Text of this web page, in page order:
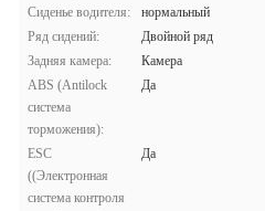
Сиденье водителя:
нормальный
Ряд сидений:
Двойной ряд
Задняя камера:
Камера
ABS (Antilock
система
торможения):
Да
ESC
((Электронная
система контроля
Да